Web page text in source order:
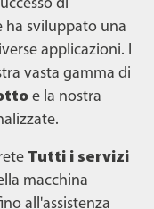
di
ha sviluppato una
applicazioni. I
vasta gamma di
e la nostra
Tutti i servizi
macchina
all'assistenza